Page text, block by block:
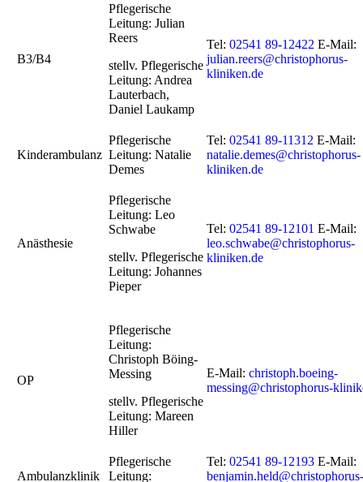
B3/B4
Pflegerische
Leitung: Julian
Reers
stellv. Pflegerische
Leitung: Andrea
Lauterbach,
Daniel Laukamp
Tel: 02541 89-12422 E-Mail:
julian.reers@christophorus-
kliniken.de
Kinderambulanz
Pflegerische
Leitung: Natalie
Demes
Tel: 02541 89-11312 E-Mail:
natalie.demes@christophorus-
kliniken.de
Anästhesie
Pflegerische
Leitung: Leo
Schwabe
stellv. Pflegerische
Leitung: Johannes
Pieper
Tel: 02541 89-12101 E-Mail:
leo.schwabe@christophorus-
kliniken.de
OP
Pflegerische
Leitung:
Christoph Böing-
Messing
stellv. Pflegerische
Leitung: Mareen
Hiller
E-Mail: christoph.boeing-
messing@christophorus-
Ambulanzklinik
Pflegerische
Leitung:
Tel: 02541 89-12193 E-Mail:
benjamin.held@christophorus-